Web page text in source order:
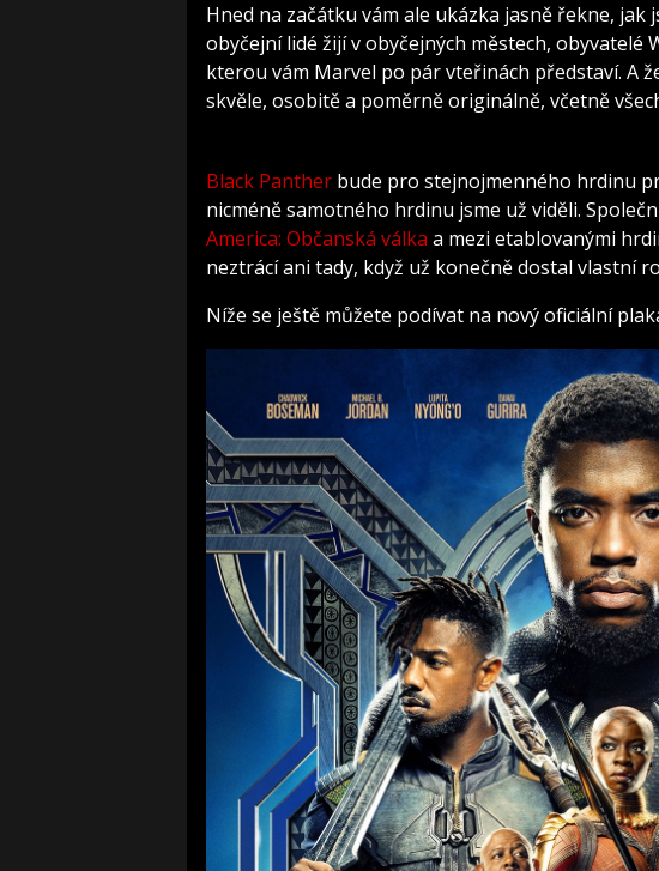
Hned na začátku vám ale ukázka jasně řekne,
obyčejní lidé žijí v obyčejných městech,
kterou vám Marvel po pár vteřinách představí. A
skvěle, osobitě a poměrně originálně, včetně
Black Panther bude pro stejnojmenného hrdinu
nicméně samotného hrdinu jsme už viděli.
America: Občanská válka a mezi etablovanými
neztrácí ani tady, když už konečně dostal vlastní
Níže se ještě můžete podívat na nový oficiální